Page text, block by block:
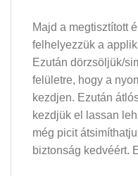
Majd a megtisztított
felhelyezzük a
Ezután dörzsöljük/
felületre, hogy a
kezdjen. Ezután
kezdjük el lassan
még picit
biztonság kedvéért.